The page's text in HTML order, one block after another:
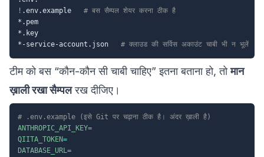
! .env.example # बस सैम्पल शेयर करना ठीक है
*.pem
*.key
*-service-account.json # क्लाउड की सर्विस अकाउंट चाबी भी न भूलें
टीम को बस “कौन-कौन सी चाबी चाहिए” इतना बताना हो, तोमान
ख़ाली रखा सैम्पलरख दीजिए।
# .env.example (इसे Git पर चढ़ाना ठीक है। अंदर ख़ाली है)
ANTHROPIC_API_KEY=
QIITA_TOKEN=
DATABASE_URL=